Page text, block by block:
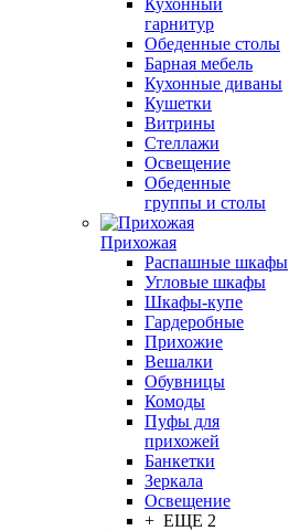
Кухонный
гарнитур
Обеденные столы
Барная мебель
Кухонные диваны
Кушетки
Витрины
Стеллажи
Освещение
Обеденные
группы и столы
Прихожая
Распашные шкафы
Угловые шкафы
Шкафы-купе
Гардеробные
Прихожие
Вешалки
Обувницы
Комоды
Пуфы для
прихожей
Банкетки
Зеркала
Освещение
+ ЕЩЕ 2